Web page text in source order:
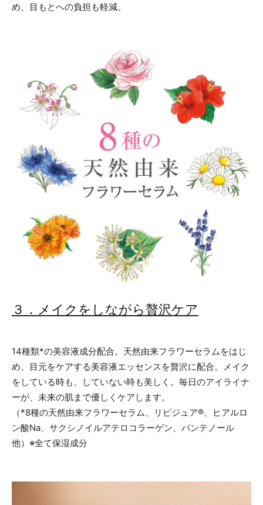
め、目もとへの負担も軽減。
３．メイクをしながら贅沢ケア
14種類*の美容液成分配合。天然由来フラワーセラムをはじ
め、目元をケアする美容液エッセンスを贅沢に配合。メイク
をしている時も、していない時も美しく。毎日のアイライナ
ーが、未来の肌まで優しくケアします。
（*8種の天然由来フラワーセラム、リピジュア®、ヒアルロ
ン酸Na、サクシノイルアテロコラーゲン、パンテノール
他）※全て保湿成分